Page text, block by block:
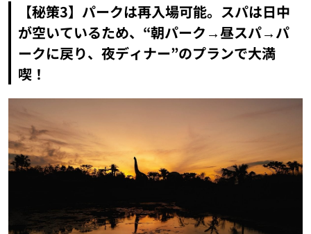
【秘策3】パークは再入場可能。スパは日中
が空いているため、“朝パーク→昼スパ→パ
ークに戻り、夜ディナー”のプランで大満
喫！